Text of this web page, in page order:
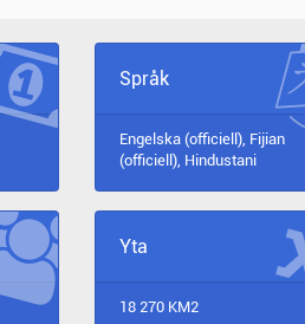
Språk
Engelska (officiell), Fijian
(officiell), Hindustani
Yta
18 270 KM2